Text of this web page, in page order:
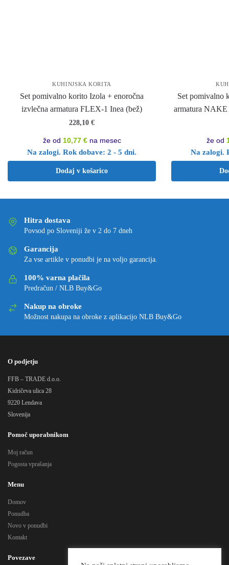
KUHINJSKA KORITA
Set pomivalno korito Izola + enoročna
izvlečna armatura FLEX-1 Inea (bež)
228,10 €
že od 10,77 €na mesec
Na zalogi. Rok dobave: 2 - 5 dni.
Dodaj v košarico
Set pomivalno
armatura NAKE
že od
Na zalogi.
Hitra dostava
Povsod po Sloveniji že v 2 do 7 dneh
Garancija
Za vse artikle v ponudbi je na voljo garancija.
100% varna plačila
Predračun / NLB Buy&Go
Nakup na obroke
Možnost nakupa na obroke z aplikacijo NLB Buy&Go
O podjetju
FFB – TRADE d.o.o.
Kidričeva ulica 28
9220 Lendava
Slovenija
Pomoč uporabnikom
Moj račun
Pogosta vprašanja
Menu
Domov
Ponudba
Novo v ponudbi
Kontakt
Povezave